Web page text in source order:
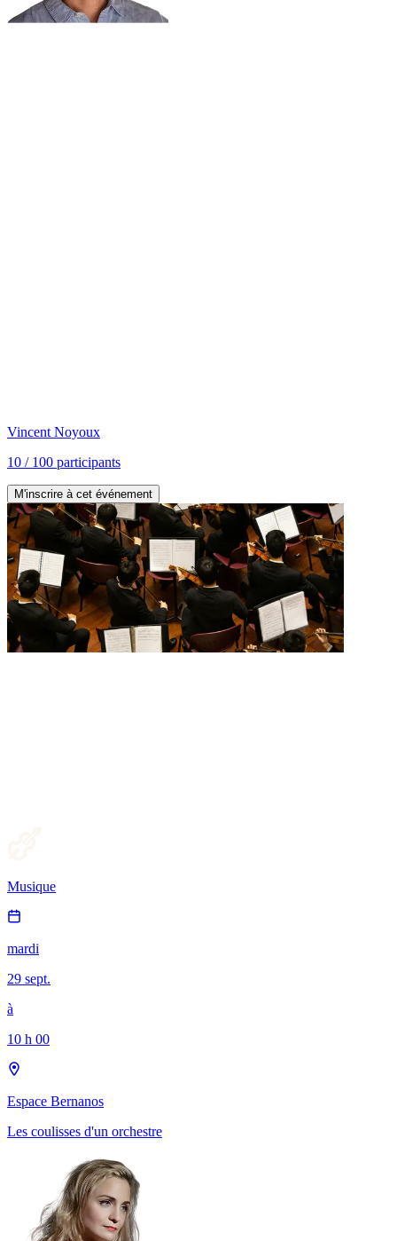
Vincent Noyoux
10 / 100 participants
M'inscrire à cet événement
Musique
mardi
29 sept.
à
10 h 00
Espace Bernanos
Les coulisses d'un orchestre